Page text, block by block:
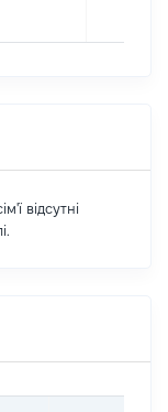
відсутні